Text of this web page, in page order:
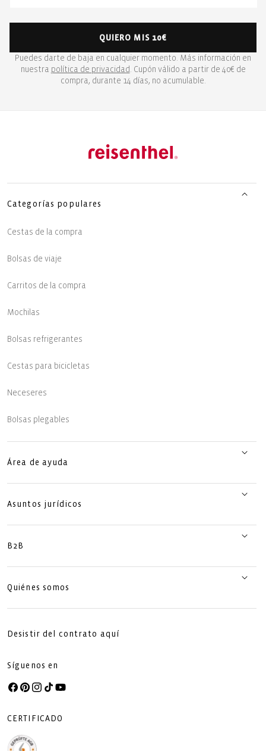
QUIERO MIS 10€
Puedes darte de baja en cualquier momento. Más información en
nuestra política de privacidad . Cupón válido a partir de 40€ de
compra, durante 14 días, no acumulable.
Categorías populares
Cestas de la compra
Bolsas de viaje
Carritos de la compra
Mochilas
Bolsas refrigerantes
Cestas para bicicletas
Neceseres
Bolsas plegables
Área de ayuda
Asuntos jurídicos
B2B
Quiénes somos
Desistir del contrato aquí
Síguenos en
Facebook
Pinterest
Instagram
TikTokYouTube
CERTIFICADO